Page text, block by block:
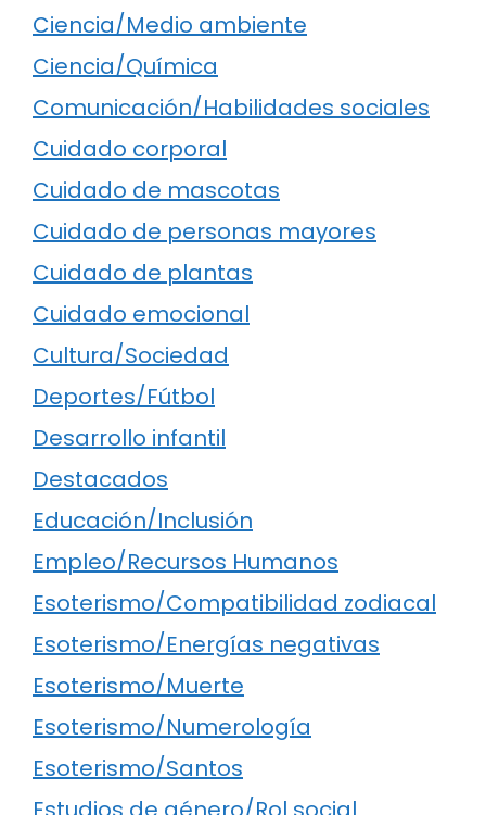
Ciencia/Medio ambiente
Ciencia/Química
Comunicación/Habilidades sociales
Cuidado corporal
Cuidado de mascotas
Cuidado de personas mayores
Cuidado de plantas
Cuidado emocional
Cultura/Sociedad
Deportes/Fútbol
Desarrollo infantil
Destacados
Educación/Inclusión
Empleo/Recursos Humanos
Esoterismo/Compatibilidad zodiacal
Esoterismo/Energías negativas
Esoterismo/Muerte
Esoterismo/Numerología
Esoterismo/Santos